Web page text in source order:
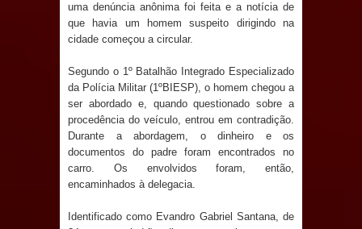
aborda de maneira inédita no mundo
Confira!
Prefeitura de Sapé promove
campanha Julho Neon com ações de
conscientização sobre saúde bucal
Caldas Brandão: gestão municipal
uma denúncia anônima foi feita e a notícia de
que havia um homem suspeito dirigindo na
cidade começou a circular.
Segundo o 1º Batalhão Integrado Especializado
da Polícia Militar (1ºBIESP), o homem chegou a
ser abordado e, quando questionado sobre a
procedência do veículo, entrou em contradição.
Durante a abordagem, o dinheiro e os
documentos do padre foram encontrados no
carro. Os envolvidos foram, então,
encaminhados à delegacia.
Identificado como Evandro Gabriel Santana, de